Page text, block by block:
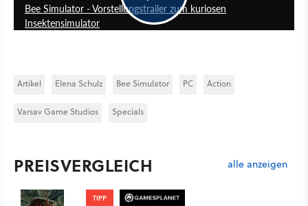
Bee Simulator - Vorstellungstrailer zum kuriosen
Insektensimulator
Artikel Elena Schulz Bee Simulator PC Action
Varsav Game Studios Specials
PREISVERGLEICH alle anzeigen
TIPP